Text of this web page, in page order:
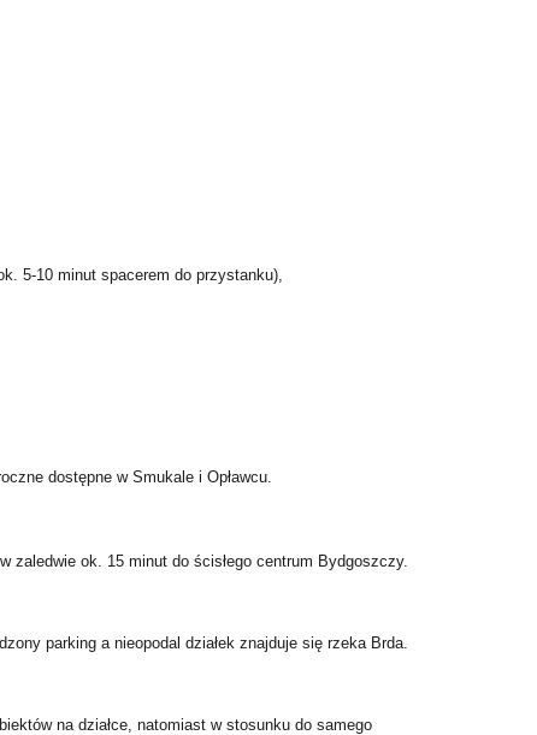
5-10 minut spacerem do przystanku),
dostępne w Smukale i Opławcu.
zaledwie ok. 15 minut do ścisłego centrum Bydgoszczy.
parking a nieopodal działek znajduje się rzeka Brda.
na działce, natomiast w stosunku do samego